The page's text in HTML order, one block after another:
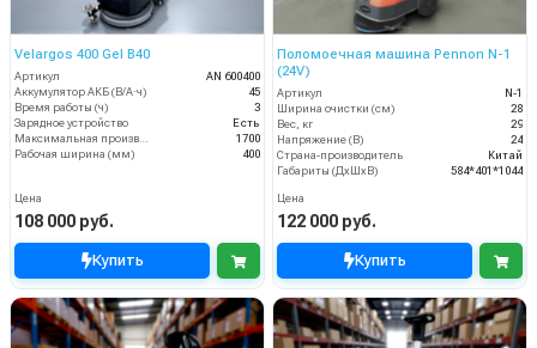
Velargos 400 Gel B40
Артикул
AN 600400
Аккумулятор АКБ (В/А·ч)
45
Время работы (ч)
3
Зарядное устройство
Есть
Максимальная производительность (кв.м/час)
1700
Рабочая ширина (мм)
400
Цена
108 000 руб.
Купить
Поломоечная машина Pennon N-1
(24V)
Артикул
N-1
Ширина очистки (см)
28
Вес, кг
29
Напряжение (В)
24
Страна-производитель
Китай
Габариты (ДхШхВ)
584*401*1044
Цена
122 000 руб.
Купить